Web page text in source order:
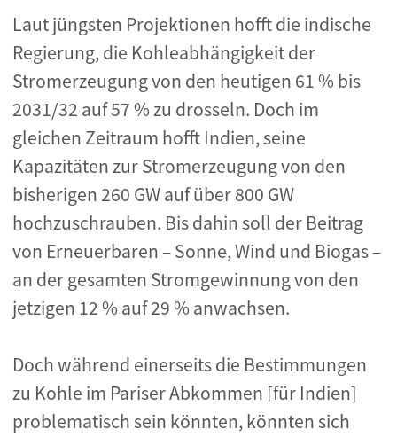
Laut jüngsten Projektionen hofft die indische
Regierung, die Kohleabhängigkeit der
Stromerzeugung von den heutigen 61 % bis
2031/32 auf 57 % zu drosseln. Doch im
gleichen Zeitraum hofft Indien, seine
Kapazitäten zur Stromerzeugung von den
bisherigen 260 GW auf über 800 GW
hochzuschrauben. Bis dahin soll der Beitrag
von Erneuerbaren – Sonne, Wind und Biogas –
an der gesamten Stromgewinnung von den
jetzigen 12 % auf 29 % anwachsen.
Doch während einerseits die Bestimmungen
zu Kohle im Pariser Abkommen [für Indien]
problematisch sein könnten, könnten sich